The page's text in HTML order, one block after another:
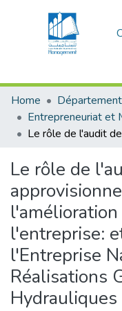
Home
Le rôle de
l'entreprise:
l'Entreprise
Réalisations
Hydrauliques